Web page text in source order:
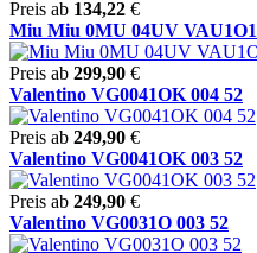
Preis ab 134,22 €
Miu Miu 0MU 04UV
Preis ab 299,90 €
Valentino VG0041OK 004 52
Preis ab 249,90 €
Valentino VG0041OK 003 52
Preis ab 249,90 €
Valentino VG0031O 003 52